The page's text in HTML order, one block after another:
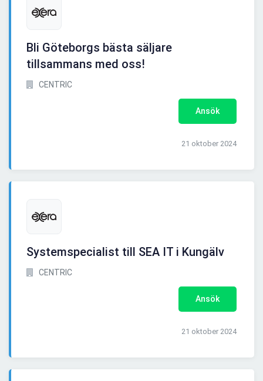
Bli Göteborgs bästa säljare
tillsammans med oss!
CENTRIC
Ansök
21 oktober 2024
Systemspecialist till SEA IT i Kungälv
CENTRIC
Ansök
21 oktober 2024